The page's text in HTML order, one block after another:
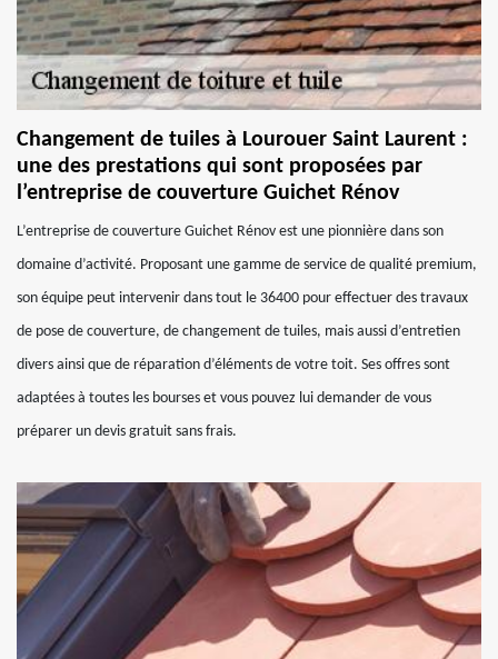
Changement de tuiles à Lourouer Saint Laurent :
une des prestations qui sont proposées par
l’entreprise de couverture Guichet Rénov
L’entreprise de couverture Guichet Rénov est une pionnière dans son
domaine d’activité. Proposant une gamme de service de qualité premium,
son équipe peut intervenir dans tout le 36400 pour effectuer des travaux
de pose de couverture, de changement de tuiles, mais aussi d’entretien
divers ainsi que de réparation d’éléments de votre toit. Ses offres sont
adaptées à toutes les bourses et vous pouvez lui demander de vous
préparer un devis gratuit sans frais.